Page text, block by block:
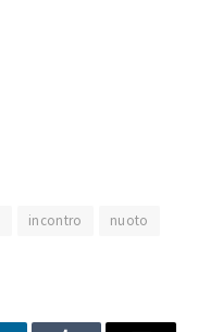
incontro
nuoto